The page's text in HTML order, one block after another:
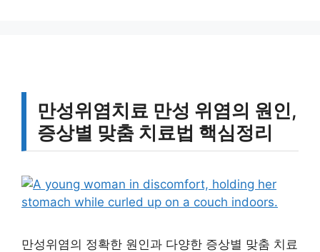
만성위염치료 만성 위염의 원인,
증상별 맞춤 치료법 핵심정리
만성위염의 정확한 원인과 다양한 증상별 맞춤 치료